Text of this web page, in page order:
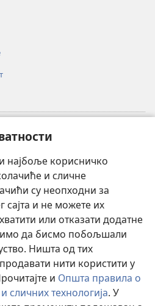
најбоље корисничко
и сличне
су неопходни за
и не можете их
или отказати додатне
да бисмо побољшали
Ништа од тих
нити користити у
и Општа правила о
технологија. У